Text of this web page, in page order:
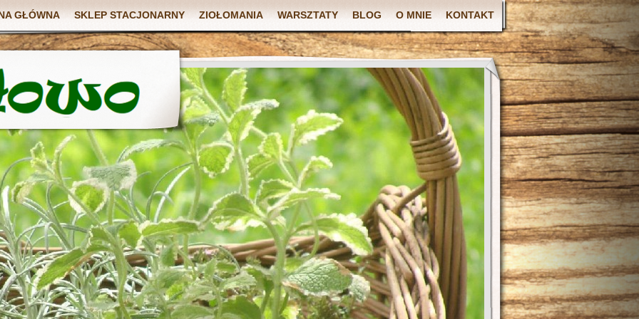
GŁÓWNA SKLEP STACJONARNY ZIOŁOMANIA WARSZTATY BLOG O MNIE KONTAKT